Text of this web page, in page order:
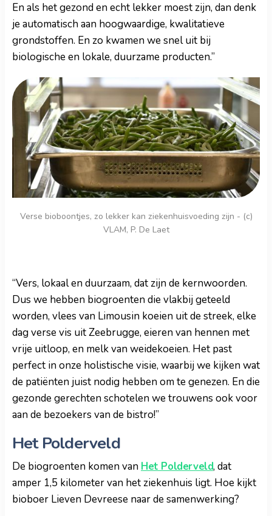
En als het gezond en echt lekker moest zijn, dan denk
je automatisch aan hoogwaardige, kwalitatieve
grondstoffen. En zo kwamen we snel uit bij
biologische en lokale, duurzame producten.”
Verse bioboontjes, zo lekker kan ziekenhuisvoeding zijn - (c)
VLAM, P. De Laet
“Vers, lokaal en duurzaam, dat zijn de kernwoorden.
Dus we hebben biogroenten die vlakbij geteeld
worden, vlees van Limousin koeien uit de streek, elke
dag verse vis uit Zeebrugge, eieren van hennen met
vrije uitloop, en melk van weidekoeien. Het past
perfect in onze holistische visie, waarbij we kijken wat
de patiënten juist nodig hebben om te genezen. En die
gezonde gerechten schotelen we trouwens ook voor
aan de bezoekers van de bistro!”
Het Polderveld
De biogroenten komen van Het Polderveld, dat
amper 1,5 kilometer van het ziekenhuis ligt. Hoe kijkt
bioboer Lieven Devreese naar de samenwerking?